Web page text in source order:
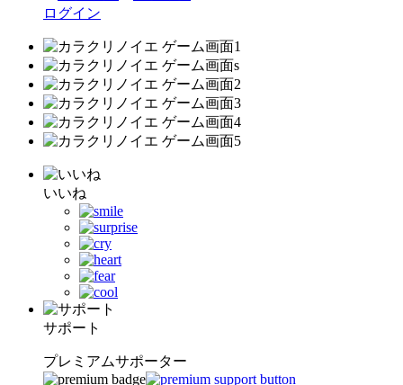
ログイン
いいね
サポート
プレミアムサポーター